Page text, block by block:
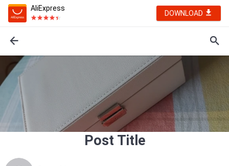
AliExpress
DOWNLOAD
Post Title